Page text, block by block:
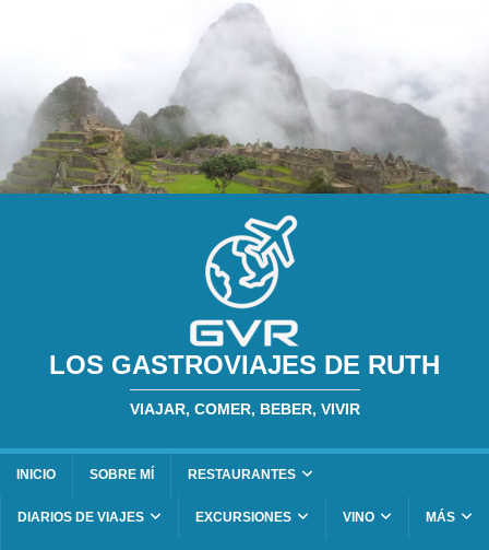
LOS GASTROVIAJES DE RUTH
VIAJAR, COMER, BEBER, VIVIR
INICIO SOBRE MÍ RESTAURANTES
DIARIOS DE VIAJES EXCURSIONES VINO MÁS